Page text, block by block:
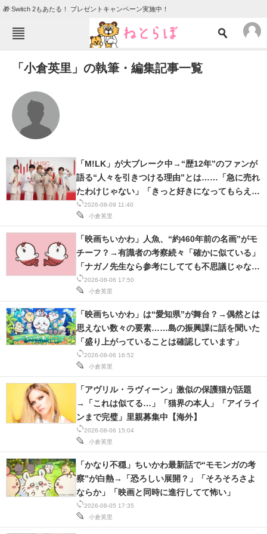
🎁 Switch 2もあたる！ プレゼントキャンペーン実施中！
TOP ニュース
エンタメ
グルメ
住まい
動物 リサーチ
会員記事
注目記事を集めた総合ページ
ITの今と未来を見通す
スマホと通信の最新トレンド
進化するPCとデバイスの未来
好きが集まる 比べて選べる
ビジネスと働き方のヒント
AI活用のいまが分かる
企業ITのトレンドを詳説
経営リーダーのコミュニティ
マーケ×ITの今がよく分かる
ITエンジニア向け専門サイト
企業向けIT製品の総合サイト
「小倉英里」の執筆・編集記事一覧
2026-08-09 11:40
小倉英里
「M!LK」が大ブレーク中→“歴12年”のファンが
語る“人々を引きつける理由”とは……「急に売れ
たわけじゃない」「きっと好きになってもらえる
と信じてきた」
2026-08-06 17:50
小倉英里
「映画ちいかわ」人魚、“約460年前の名画”がモ
チーフ？→有識者の考察続々「確かに似ている」
「ナガノ先生なら参考にしてても不思議じゃな
い」
2026-08-06 16:52
小倉英里
「映画ちいかわ」は“愛知県”が舞台？→偶然とは
思えない数々の要素……島の振興課に話を聞いた
「盛り上がっていることは確認しています」
2026-08-06 15:04
小倉英里
「アヴリル・ラヴィーン」激似の保護猫が話題
→「これは似てる…」「猫界の本人」「アイライ
ンまで完璧」里親募集中【海外】
2026-08-05 17:35
小倉英里
「かなり不穏」ちいかわ最新話で“モモンガの考
察”が白熱→「恐ろしい展開？」「そろそろさよ
ならか」「映画と同時に進行してて怖い」